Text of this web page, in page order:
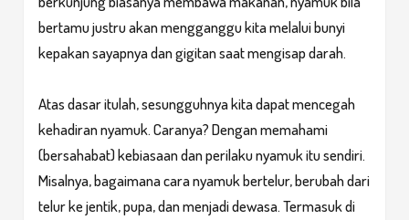
bertamu justru akan mengganggu kita melalui bunyi
kepakan sayapnya dan gigitan saat mengisap darah.
Atas dasar itulah, sesungguhnya kita dapat mencegah
kehadiran nyamuk. Caranya? Dengan memahami
(bersahabat) kebiasaan dan perilaku nyamuk itu sendiri.
Misalnya, bagaimana cara nyamuk bertelur, berubah dari
telur ke jentik, pupa, dan menjadi dewasa. Termasuk di